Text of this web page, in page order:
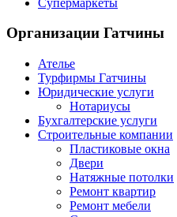
Организации Гатчины
Ателье
Турфирмы Гатчины
Юридические услуги
Нотариусы
Бухгалтерские услуги
Строительные компании
Пластиковые окна
Двери
Натяжные потолки
Ремонт квартир
Ремонт мебели